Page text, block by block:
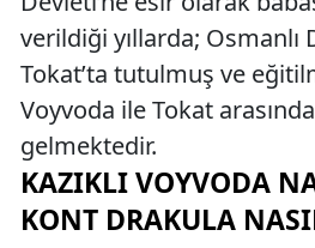
verildiği yıllarda; Osmanlı
Tokat’ta tutulmuş ve
Voyvoda ile Tokat
gelmektedir.
KAZIKLI VOYVODA
KONT DRAKULA